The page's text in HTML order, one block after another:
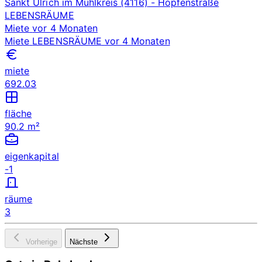
LEBENSRÄUME
Miete vor 4 Monaten
Miete LEBENSRÄUME vor 4 Monaten
miete
692.03
fläche
90.2 m²
eigenkapital
-1
räume
3
Vorherige Nächste